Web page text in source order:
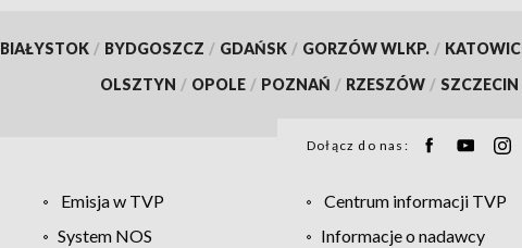
BIAŁYSTOK / BYDGOSZCZ / GDAŃSK / GORZÓW WLKP. /
OLSZTYN / OPOLE / POZNAŃ / RZESZÓW / SZCZECIN
Dołącz do nas:
Emisja w TVP Centrum informacji TVP
System NOS Informacje o nadawcy